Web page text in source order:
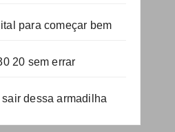
para começar bem
20 sem errar
dessa armadilha